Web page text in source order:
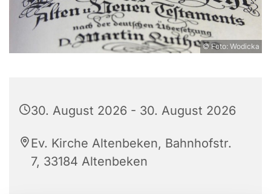
© Foto: Wodicka
30. August 2026 - 30. August 2026
Ev. Kirche Altenbeken, Bahnhofstr.
7, 33184 Altenbeken